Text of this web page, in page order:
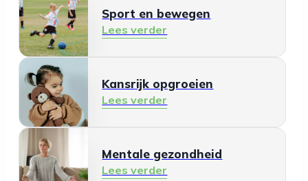
Sport en bewegen
Lees verder
Kansrijk opgroeien
Lees verder
Mentale gezondheid
Lees verder